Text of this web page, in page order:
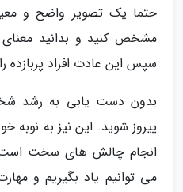
حتما یک تصویر واضح و
مشخص کنید و بدانید
سپس این عادت افراد پربازده
بدون دست یابی به رشد
پیروز شوید. این نیز به نوبه
انجام چالش های سخت
می توانیم یاد بگیریم و